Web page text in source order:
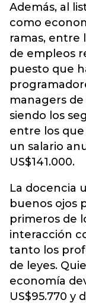
Además, al
como
ramas, entre
de empleos
puesto que
managers
siendo los
entre los
un salario
US$141.000.
La docencia
buenos ojos
primeros de
interacción
tanto los
de leyes.
economía
US$95.770 y